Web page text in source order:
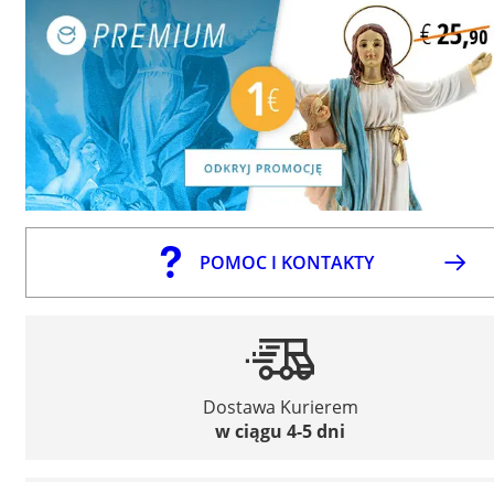
POMOC I KONTAKTY
Dostawa Kurierem
w ciągu 4-5 dni